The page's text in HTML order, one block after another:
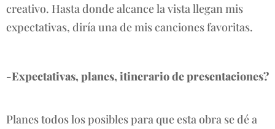
creativo. Hasta donde alcance la vista llegan mis
expectativas, diría una de mis canciones favoritas.
-Expectativas, planes, itinerario de presentaciones?
Planes todos los posibles para que esta obra se dé a